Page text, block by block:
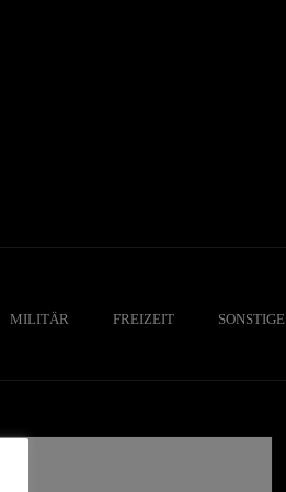
MILITÄR FREIZEIT SONSTIGE